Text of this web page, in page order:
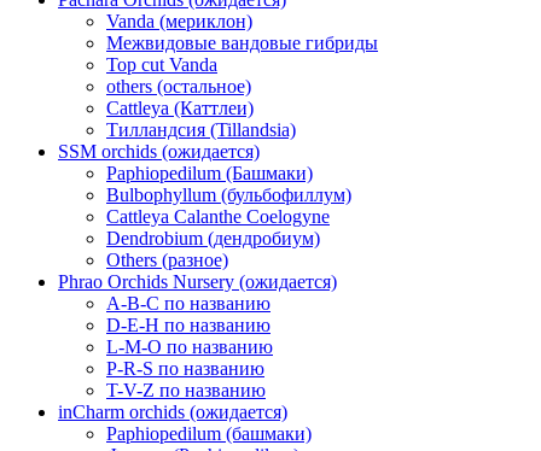
Vanda (мериклон)
Межвидовые вандовые гибриды
Top cut Vanda
others (остальное)
Cattleya (Каттлеи)
Тилландсия (Tillandsia)
SSM orchids (ожидается)
Paphiopedilum (Башмаки)
Bulbophyllum (бульбофиллум)
Cattleya Calanthe Coelogyne
Dendrobium (дендробиум)
Others (разное)
Phrao Orchids Nursery (ожидается)
A-B-C по названию
D-E-H по названию
L-M-O по названию
P-R-S по названию
T-V-Z по названию
inCharm orchids (ожидается)
Paphiopedilum (башмаки)